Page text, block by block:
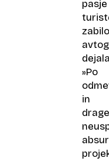
pasje
zabilo
»Po
in